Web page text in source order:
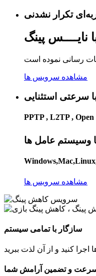
نایــــس پینگ
مشاهده سرویس ها
سرعتی استثنایی
PPTP , L2TP ,
وسیستم عامل ها
مشاهده سرویس ها
سازگار با تمامی سیستم
و تضمین آرامش شما